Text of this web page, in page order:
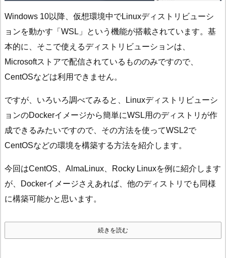
Windows 10以降、仮想環境中でLinuxディストリビューシ
ョンを動かす「WSL」という機能が搭載されています。基
本的に、そこで使えるディストリビューションは、
Microsoftストアで配信されているもののみですので、
CentOSなどは利用できません。
ですが、いろいろ調べてみると、Linuxディストリビューシ
ョンのDockerイメージから簡単にWSL用のディストリが作
成できるみたいですので、その方法を使ってWSL2で
CentOSなどの環境を構築する方法を紹介します。
今回はCentOS、AlmaLinux、Rocky Linuxを例に紹介します
が、Dockerイメージさえあれば、他のディストリでも同様
に構築可能かと思います。
続きを読む